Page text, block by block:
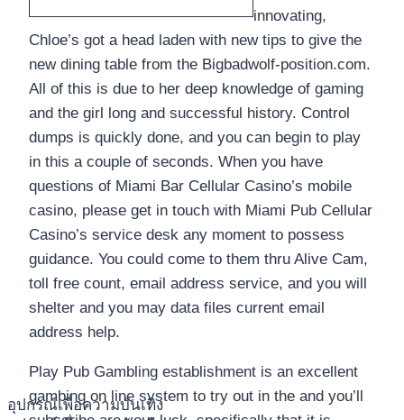
อุปกรณ์เพื่อความบันเทิง
innovating,
Chloe’s got a head laden with new tips to give the
new dining table from the Bigbadwolf-position.com.
All of this is due to her deep knowledge of gaming
and the girl long and successful history. Control
dumps is quickly done, and you can begin to play
in this a couple of seconds. When you have
questions of Miami Bar Cellular Casino’s mobile
casino, please get in touch with Miami Pub Cellular
Casino’s service desk any moment to possess
guidance. You could come to them thru Alive Cam,
toll free count, email address service, and you will
shelter and you may data files current email
address help.
Play Pub Gambling establishment is an excellent
gambing on line system to try out in the and you’ll